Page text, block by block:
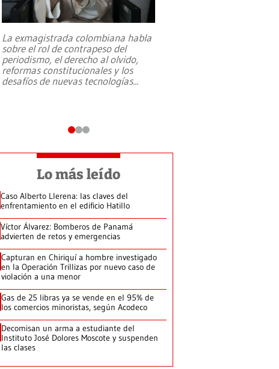
La exmagistrada colombiana habla
sobre el rol de contrapeso del
periodismo, el derecho al olvido,
reformas constitucionales y los
desafíos de nuevas tecnologías...
Lo más leído
Caso Alberto Llerena: las claves del
enfrentamiento en el edificio Hatillo
Víctor Álvarez: Bomberos de Panamá
advierten de retos y emergencias
Capturan en Chiriquí a hombre investigado
en la Operación Trillizas por nuevo caso de
violación a una menor
Gas de 25 libras ya se vende en el 95% de
los comercios minoristas, según Acodeco
Decomisan un arma a estudiante del
Instituto José Dolores Moscote y suspenden
las clases